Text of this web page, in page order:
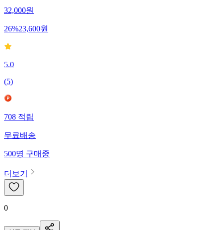
32,000원
26%23,600원
5.0
(5)
708적립
무료배송
500명구매중
더보기
0